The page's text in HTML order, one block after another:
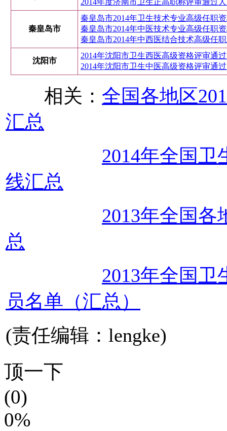
秦皇岛市
秦皇岛市2014年卫生技术专业高级任职
秦皇岛市2014年中医技术专业高级任职
秦皇岛市2014年中西医结合技术高级任
沈阳市
2014年沈阳市卫生西医高级资格评审通
2014年沈阳市卫生中医高级资格评审通
相关： 全国各地区
汇总
2014年全国
线汇总
2013年全国
总
2013年全国
员名单（汇总）
(责任编辑：lengke)
顶一下
(0)
0%